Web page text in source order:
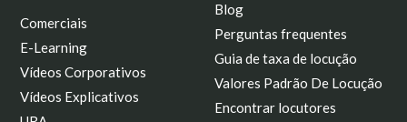
Comerciais
E-Learning
Vídeos Corporativos
Vídeos Explicativos
Blog
Perguntas frequentes
Guia de taxa de locução
Valores Padrão De Locução
Encontrar locutores